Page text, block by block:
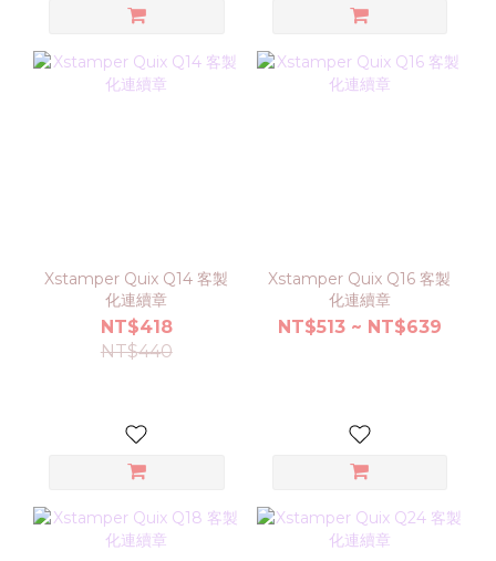
Xstamper Quix Q14 客製
化連續章
NT$418
NT$440
Xstamper Quix Q16 客製
化連續章
NT$513 ~ NT$639